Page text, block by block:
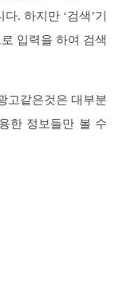
. 하지만 ‘검색’기
입력을 하여 검색
고같은것은 대부분
한 정보들만 볼 수